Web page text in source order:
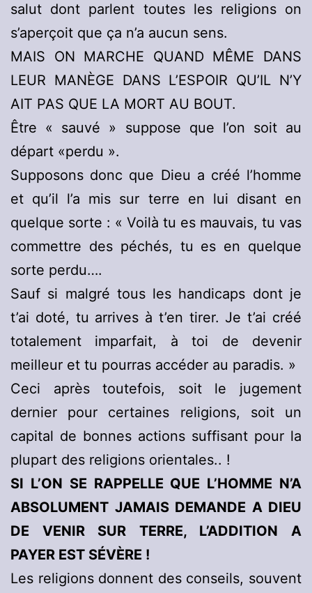
salut dont parlent toutes les religions on
s’aperçoit que ça n’a aucun sens.
MAIS ON MARCHE QUAND MÊME DANS
LEUR MANÈGE DANS L’ESPOIR QU’IL N’Y
AIT PAS QUE LA MORT AU BOUT.
Être « sauvé » suppose que l’on soit au
départ «perdu ».
Supposons donc que Dieu a créé l’homme
et qu’il l’a mis sur terre en lui disant en
quelque sorte : « Voilà tu es mauvais, tu vas
commettre des péchés, tu es en quelque
sorte perdu….
Sauf si malgré tous les handicaps dont je
t’ai doté, tu arrives à t’en tirer. Je t’ai créé
totalement imparfait, à toi de devenir
meilleur et tu pourras accéder au paradis. »
Ceci après toutefois, soit le jugement
dernier pour certaines religions, soit un
capital de bonnes actions suffisant pour la
plupart des religions orientales.. !
SI L’ON SE RAPPELLE QUE L’HOMME N’A
ABSOLUMENT JAMAIS DEMANDE A DIEU
DE VENIR SUR TERRE, L’ADDITION A
PAYER EST SÉVÈRE !
Les religions donnent des conseils, souvent